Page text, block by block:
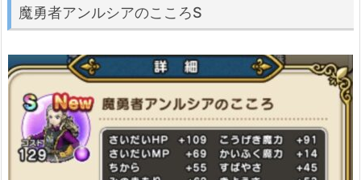
魔勇者アンルシアのこころS